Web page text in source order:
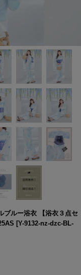
ブルー浴衣 【浴衣３点セ
[Y-9132-nz-dzc-BL-